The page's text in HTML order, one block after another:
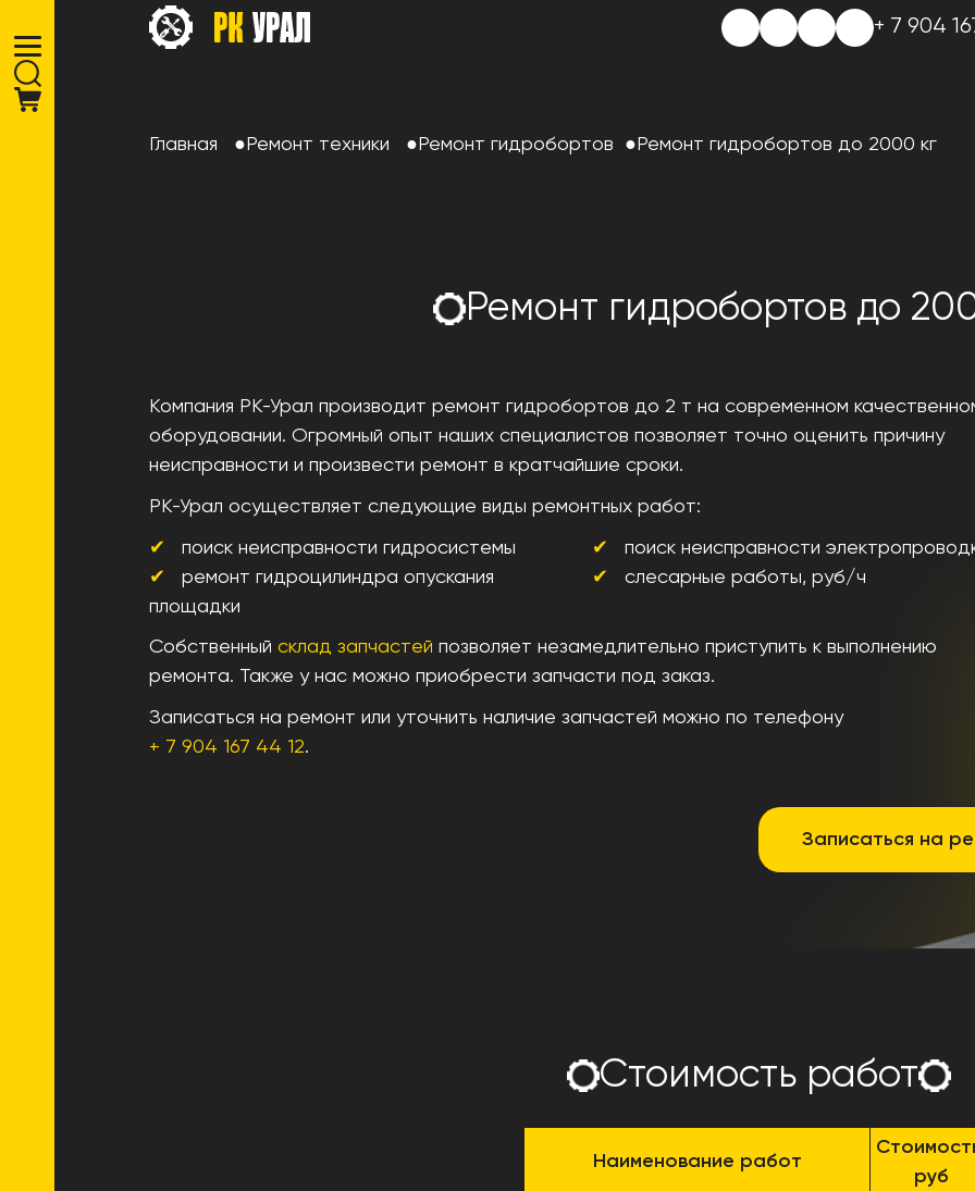
+ 7 904
Главная Ремонт техники Ремонт гидробортов Ремонт гидробортов до 2000 кг
Ремонт гидробортов до
Компания РК-Урал производит ремонт гидробортов до 2 т на современном
оборудовании. Огромный опыт наших специалистов позволяет точно оценить причину
неисправности и произвести ремонт в кратчайшие сроки.
РК-Урал осуществляет следующие виды ремонтных работ:
поиск неисправности гидросистемы
поиск неисправности
ремонт гидроцилиндра опускания
площадки
слесарные работы, руб/ч
Собственный склад запчастей позволяет незамедлительно приступить к выполнению
ремонта. Также у нас можно приобрести запчасти под заказ.
Записаться на ремонт или уточнить наличие запчастей можно по телефону
+ 7 904 167 44 12.
Записаться на
Стоимость работ
Наименование работ
руб